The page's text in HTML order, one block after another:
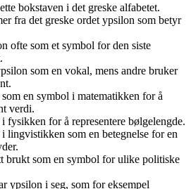
bokstaven i det greske alfabetet.
fra det greske ordet ypsilon som betyr
ofte som et symbol for den siste
som en vokal, mens andre bruker
en symbol i matematikken for å
verdi.
fysikken for å representere bølgelengde.
lingvistikken som en betegnelse for en
brukt som en symbol for ulike politiske
ypsilon i seg, som for eksempel